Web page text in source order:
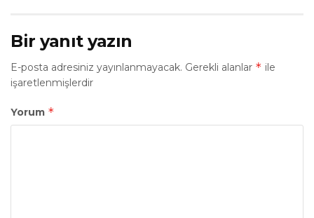
Bir yanıt yazın
E-posta adresiniz yayınlanmayacak. Gerekli alanlar * ile
işaretlenmişlerdir
Yorum *